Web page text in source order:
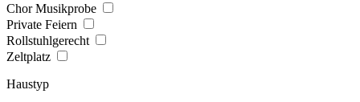
Chor Musikprobe
Private Feiern
Rollstuhlgerecht
Zeltplatz
Haustyp